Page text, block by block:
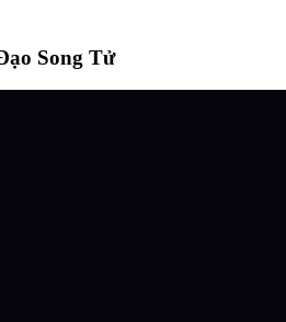
Song Tử